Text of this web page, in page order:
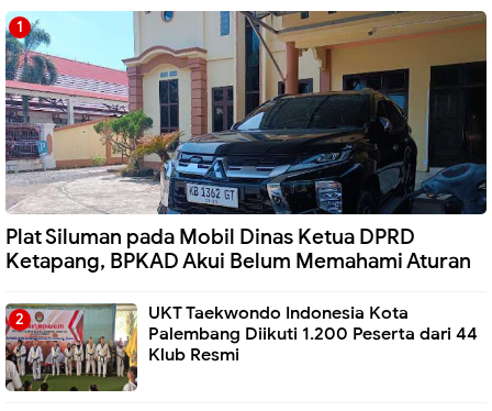
Plat Siluman pada Mobil Dinas Ketua DPRD
Ketapang, BPKAD Akui Belum Memahami Aturan
UKT Taekwondo Indonesia Kota
Palembang Diikuti 1.200 Peserta dari 44
Klub Resmi